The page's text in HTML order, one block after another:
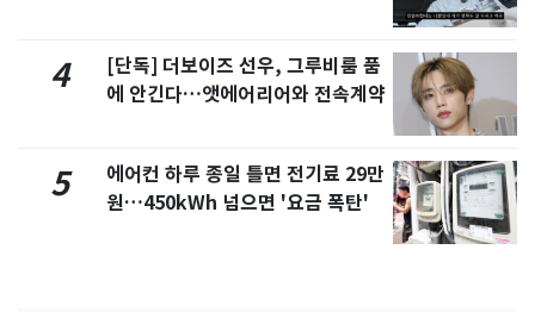
4
[단독] 더보이즈 선우, 그루비룸 품
에 안긴다…앳에어리어와 전속계약
5
에어컨 하루 종일 틀면 전기료 29만
원…450kWh 넘으면 '요금 폭탄'